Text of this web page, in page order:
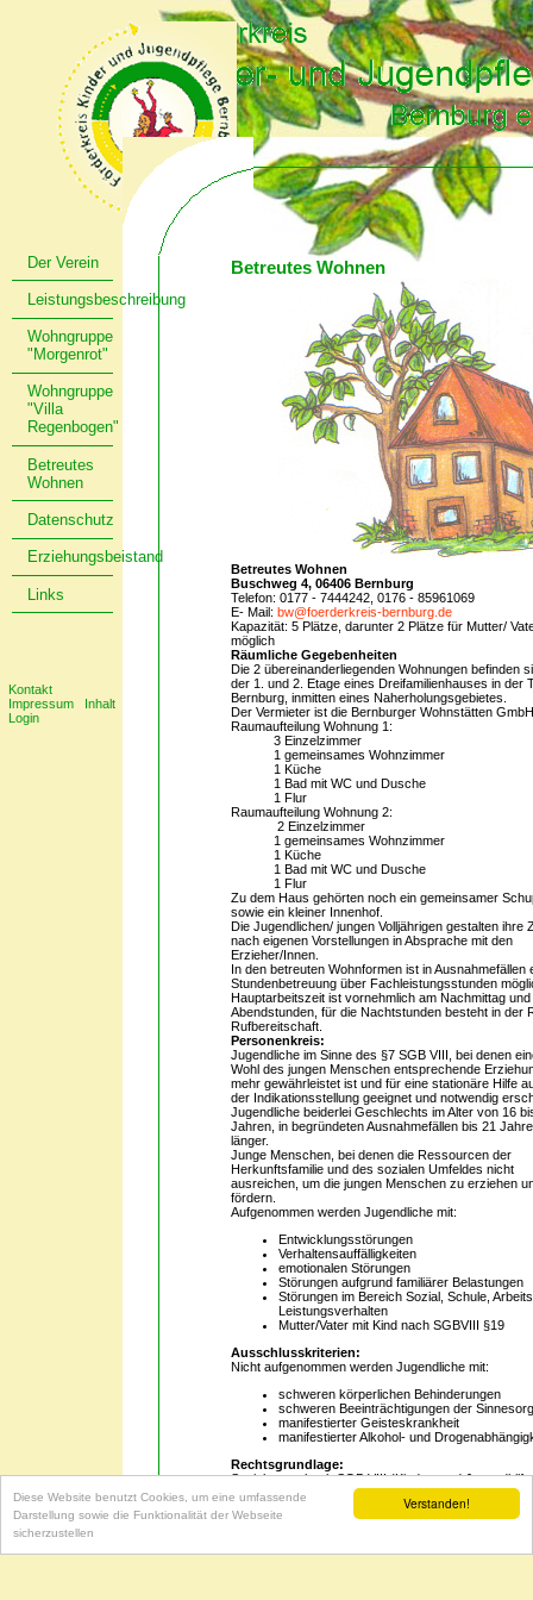
Verstanden!
Diese Website benutzt Cookies, um eine umfassende
Darstellung sowie die Funktionalität der Webseite
sicherzustellen
Betreutes Wohnen
Betreutes Wohnen
Buschweg 4, 06406 Bernburg
Telefon: 0177 - 7444242, 0176 - 85961069
E- Mail:bw@foerderkreis-bernburg.de
Kapazität: 5 Plätze, darunter 2 Plätze für Mutter/
möglich
Räumliche Gegebenheiten
Die 2 übereinanderliegenden Wohnungen befinden
der 1. und 2. Etage eines Dreifamilienhauses in der
Bernburg, inmitten eines Naherholungsgebietes.
Der Vermieter ist die Bernburger Wohnstätten
Raumaufteilung Wohnung 1:
3 Einzelzimmer
1 gemeinsames Wohnzimmer
1 Küche
1 Bad mit WC und Dusche
1 Flur
Raumaufteilung Wohnung 2:
2 Einzelzimmer
1 gemeinsames Wohnzimmer
1 Küche
1 Bad mit WC und Dusche
1 Flur
Zu dem Haus gehörten noch ein gemeinsamer
sowie ein kleiner Innenhof.
Die Jugendlichen/ jungen Volljährigen gestalten ihre
nach eigenen Vorstellungen in Absprache mit den
Erzieher/Innen.
In den betreuten Wohnformen ist in Ausnahmefällen
Stundenbetreuung über Fachleistungsstunden
Hauptarbeitszeit ist vornehmlich am Nachmittag und
Abendstunden, für die Nachtstunden besteht in der
Rufbereitschaft.
Personenkreis:
Jugendliche im Sinne des §7 SGB VIII, bei denen
Wohl des jungen Menschen entsprechende
mehr gewährleistet ist und für eine stationäre Hilfe
der Indikationsstellung geeignet und notwendig
Jugendliche beiderlei Geschlechts im Alter von 16
Jahren, in begründeten Ausnahmefällen bis 21
länger.
Junge Menschen, bei denen die Ressourcen der
Herkunftsfamilie und des sozialen Umfeldes nicht
ausreichen, um die jungen Menschen zu erziehen
fördern.
Aufgenommen werden Jugendliche mit:
Entwicklungsstörungen
Verhaltensauffälligkeiten
emotionalen Störungen
Störungen aufgrund familiärer Belastungen
Störungen im Bereich Sozial, Schule,
Leistungsverhalten
Mutter/Vater mit Kind nach SGBVIII §19
Ausschlusskriterien:
Nicht aufgenommen werden Jugendliche mit:
schweren körperlichen Behinderungen
schweren Beeinträchtigungen der
manifestierter Geisteskrankheit
manifestierter Alkohol- und
Rechtsgrundlage:
Sozialgesetzbuch SGB VIII (Kinder- und
Stationäre Erziehungshilfe und Eingliederungshilfe
§ 41 SGB VIII über Fachleistungsstunden.
Der Verein
Leistungsbeschreibung
Wohngruppe
"Morgenrot"
Wohngruppe
"Villa
Regenbogen"
Betreutes
Wohnen
Datenschutz
Erziehungsbeistand
Links
Kontakt
Impressum
Inhalt
Login